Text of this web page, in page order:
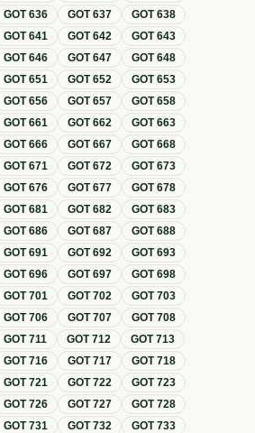
GOT636 GOT637 GOT638
GOT641 GOT642 GOT643
GOT646 GOT647 GOT648
GOT651 GOT652 GOT653
GOT656 GOT657 GOT658
GOT661 GOT662 GOT663
GOT666 GOT667 GOT668
GOT671 GOT672 GOT673
GOT676 GOT677 GOT678
GOT681 GOT682 GOT683
GOT686 GOT687 GOT688
GOT691 GOT692 GOT693
GOT696 GOT697 GOT698
GOT701 GOT702 GOT703
GOT706 GOT707 GOT708
GOT711 GOT712 GOT713
GOT716 GOT717 GOT718
GOT721 GOT722 GOT723
GOT726 GOT727 GOT728
GOT731 GOT732 GOT733